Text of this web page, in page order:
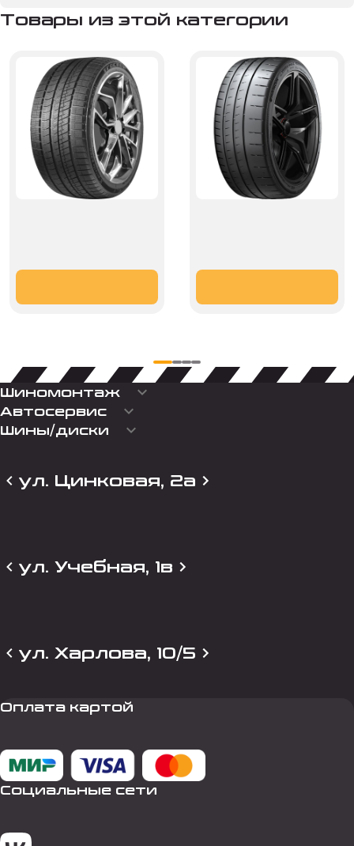
Товары из этой категории
Шиномонтаж keyboard_arrow_down
Автосервис keyboard_arrow_down
Шины/диски keyboard_arrow_down
ул. Цинковая, 2а
ул. Учебная, 1в
ул. Харлова, 10/5
Оплата картой
Социальные сети